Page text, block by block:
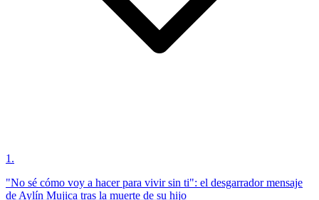
1 .
"No sé cómo voy a hacer para vivir sin ti": el desgarrador mensaje
de Aylín Mujica tras la muerte de su hijo